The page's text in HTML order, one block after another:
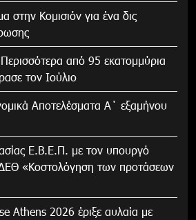
στην Κομισιόν για ένα δις
από 95 εκατομμύρια
τον Ιούλιο
Αποτελέσματα Α΄ εξαμήνου
Ε.Β.Ε.Π. με τον υπουργό
«Κοστολόγηση των προτάσεων
Athens 2026 έριξε αυλαία με